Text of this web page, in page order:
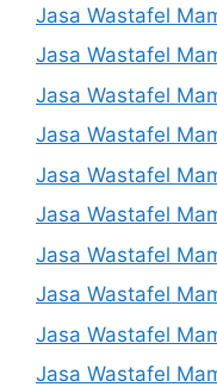
Jasa Wastafel
Jasa Wastafel
Jasa Wastafel
Jasa Wastafel
Jasa Wastafel
Jasa Wastafel
Jasa Wastafel
Jasa Wastafel
Jasa Wastafel
Jasa Wastafel